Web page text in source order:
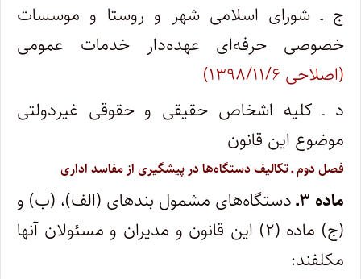
ج ـ شورای اسلامی شهر و روستا و موسسات
خصوصی حرفه‌ای عهده‌دار خدمات عمومی
(اصلاحی ۱۳۹۸/۱۱/۶)
د ـ کلیه اشخاص حقیقی و حقوقی غیردولتی
موضوع این قانون
فصل دوم ـ تکالیف دستگاه‌ها در پیشگیری از مفاسد اداری
ماده ۳ـ
دستگاه‌های مشمول بندهای (الف)، (ب) و
(ج) ماده (۲) این قانون و مدیران و مسئولان آنها
مکلفند: